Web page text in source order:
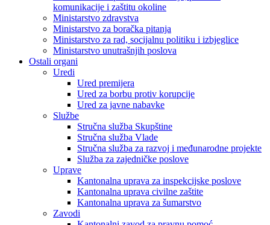
komunikacije i zaštitu okoline
Ministarstvo zdravstva
Ministarstvo za boračka pitanja
Ministarstvo za rad, socijalnu politiku i izbjeglice
Ministarstvo unutrašnjih poslova
Ostali organi
Uredi
Ured premijera
Ured za borbu protiv korupcije
Ured za javne nabavke
Službe
Stručna služba Skupštine
Stručna služba Vlade
Stručna služba za razvoj i međunarodne projekte
Služba za zajedničke poslove
Uprave
Kantonalna uprava za inspekcijske poslove
Kantonalna uprava civilne zaštite
Kantonalna uprava za šumarstvo
Zavodi